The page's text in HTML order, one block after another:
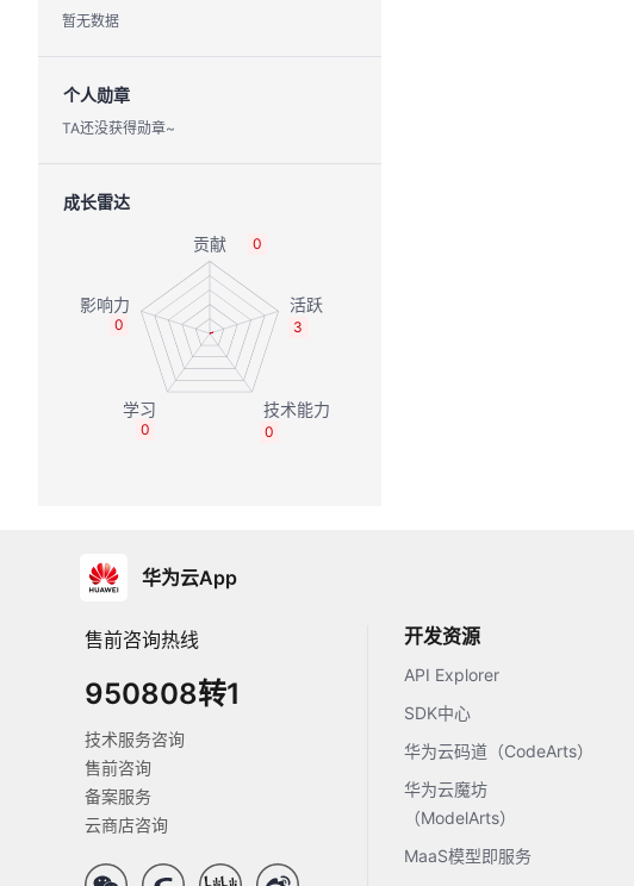
暂无数据
个人勋章
TA还没获得勋章~
成长雷达
0
3
0
0
0
华为云App
售前咨询热线
950808转1
技术服务咨询
售前咨询
备案服务
云商店咨询
开发资源
API Explorer
SDK中心
华为云码道（CodeArts）
华为云魔坊
（ModelArts）
MaaS模型即服务